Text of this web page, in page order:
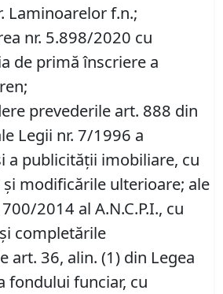
Laminoarelor f.n.;
nr. 5.898/2020 cu
de primă înscriere a
prevederile art. 888 din
Legii nr. 7/1996 a
a publicității imobiliare, cu
modificările ulterioare; ale
2014 al A.N.C.P.I., cu
completările
art. 36, alin. (1) din Legea
fondului funciar, cu